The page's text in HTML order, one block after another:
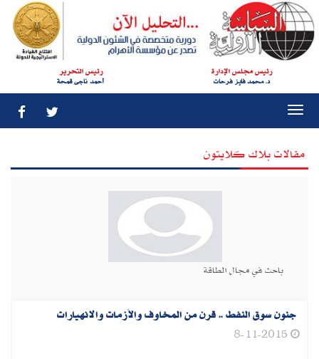
رئيس مجلس الإدارة
د. محمد فايز فرحات
رئيس التحرير
أحمد ناجى قمحة
مقالات بلاك كلايتون
باحث في مجال الطاقة
جنون سوق النفط‮ .. ‬قرن من المخاوف والأزمات والانهيارات
8-11-2015